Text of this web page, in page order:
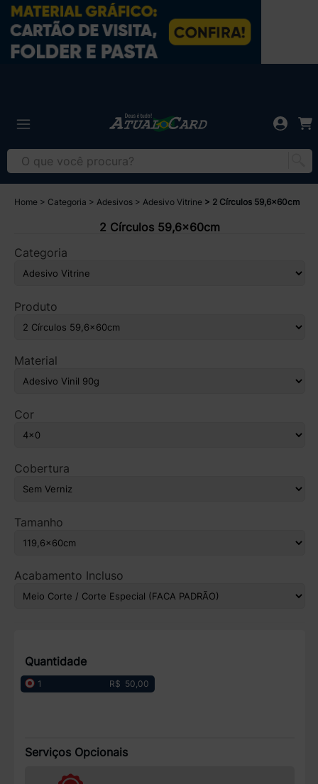
Home Categoria Adesivos Adesivo Vitrine 2 Círculos 59,6x60cm
2 Círculos 59,6x60cm
Categoria
Produto
Material
Cor
Cobertura
Tamanho
Acabamento Incluso
Quantidade
1 R$ 50,00
Serviços Opcionais